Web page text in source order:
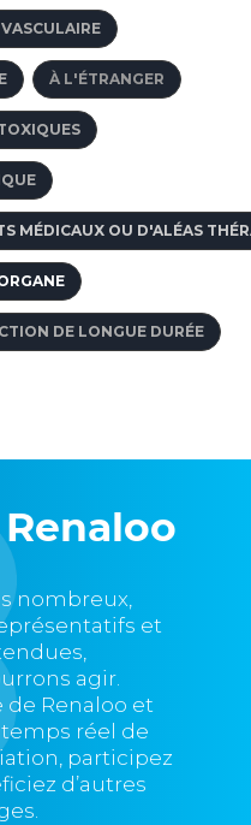
À L'ÉTRANGER
MÉDICAUX OU D'ALÉAS
DE LONGUE DURÉE
nombreux,
et
agir.
Renaloo et
réel de
participez
d’autres